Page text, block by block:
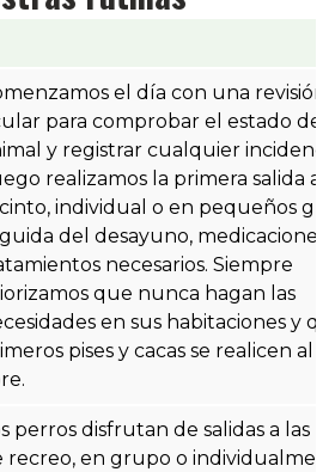
el día con una revisión
para comprobar el estado de
y registrar cualquier
realizamos la primera salida al
individual o en pequeños
del desayuno, medicaciones
necesarios. Siempre
que nunca hagan las
en sus habitaciones y
pises y cacas se realicen al
perros disfrutan de salidas a las
recreo, en grupo o